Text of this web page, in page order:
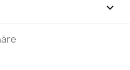
keyboard_arrow_down